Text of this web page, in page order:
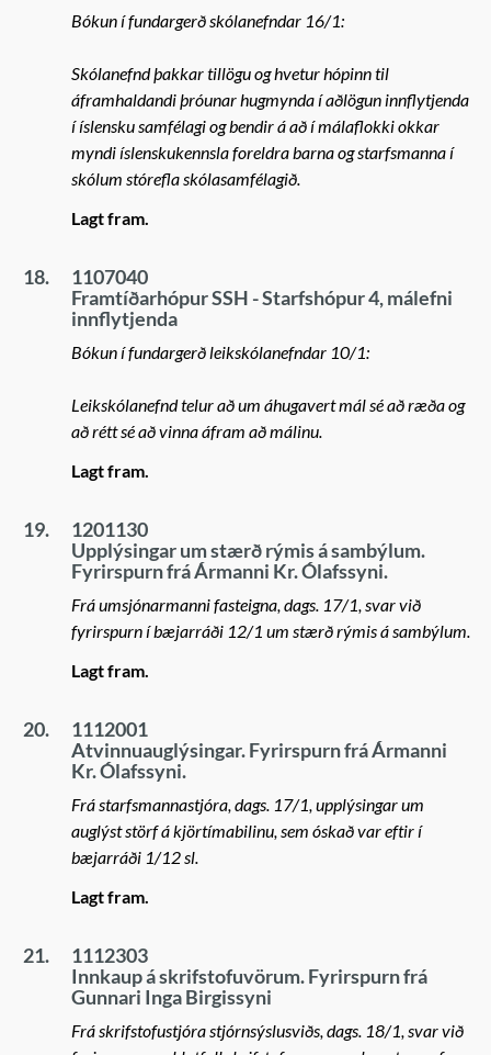
Bókun í fundargerð skólanefndar 16/1:
Skólanefnd þakkar tillögu og hvetur hópinn til
áframhaldandi þróunar hugmynda í aðlögun innflytjenda
í íslensku samfélagi og bendir á að í málaflokki okkar
myndi íslenskukennsla foreldra barna og starfsmanna í
skólum stórefla skólasamfélagið.
Lagt fram.
18.
1107040
Framtíðarhópur SSH - Starfshópur 4, málefni
innflytjenda
Bókun í fundargerð leikskólanefndar 10/1:
Leikskólanefnd telur að um áhugavert mál sé að ræða og
að rétt sé að vinna áfram að málinu.
Lagt fram.
19.
1201130
Upplýsingar um stærð rýmis á sambýlum.
Fyrirspurn frá Ármanni Kr. Ólafssyni.
Frá umsjónarmanni fasteigna, dags. 17/1, svar við
fyrirspurn í bæjarráði 12/1 um stærð rýmis á sambýlum.
Lagt fram.
20.
1112001
Atvinnuauglýsingar. Fyrirspurn frá Ármanni
Kr. Ólafssyni.
Frá starfsmannastjóra, dags. 17/1, upplýsingar um
auglýst störf á kjörtímabilinu, sem óskað var eftir í
bæjarráði 1/12 sl.
Lagt fram.
21.
1112303
Innkaup á skrifstofuvörum. Fyrirspurn frá
Gunnari Inga Birgissyni
Frá skrifstofustjóra stjórnsýslusviðs, dags. 18/1, svar við